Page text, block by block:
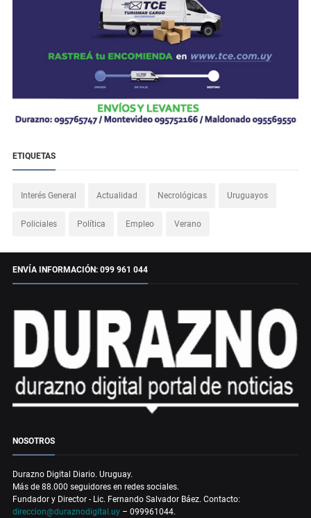
ETIQUETAS
Interés General Actualidad Necrológicas Uruguayos
Policiales Política Empleo Verano
ENVÍA INFORMACIÓN: 099 961 044
NOSOTROS
Durazno Digital Diario. Uruguay.
Más de 88.000 seguidores en redes sociales.
Fundador y Director - Lic. Fernando Salvador Báez. Contacto:
direccion@duraznodigital.uy – 099961044.